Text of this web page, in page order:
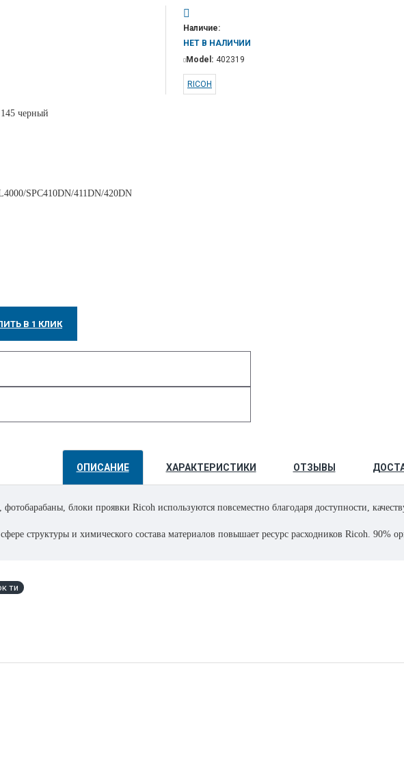
Наличие:
НЕТ В НАЛИЧИИ
Model: 402319
RICOH
черный
SPC410DN/411DN/420DN
В 1 КЛИК
ОПИСАНИЕ ХАРАКТЕРИСТИКИ ОТЗЫВЫ
блоки проявки Ricoh используются повсеместно благодаря доступности,
структуры и химического состава материалов повышает ресурc расходников Ricoh. 90%
ти